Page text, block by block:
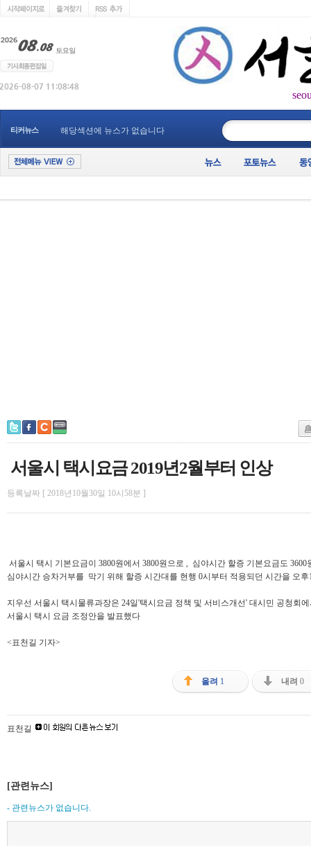
티커뉴스 해당섹션에 뉴스가 없습니다
서울시 택시요금 2019년2월부터 인상
등록날짜 [ 2018년10월30일 10시58분 ]
서울시 택시 기본요금이 3800원에서 3800원으로 , 심야시간 할증 기본요금도
심야시간 승차거부를 막기 위해 할증 시간대를 현행 0시부터 적용되던 시간을 오
지우선 서울시 택시물류과장은 24일'택시요금 정책 및 서비스개선' 대시민 공청회
서울시 택시 요금 조정안을 발표했다
<표천길 기자>
올려 1 내려 0
표천길
[관련뉴스]
- 관련뉴스가 없습니다.